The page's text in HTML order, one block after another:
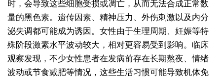
时，会导致这些细胞受损或凋亡，从而无法合成正常数
量的黑色素。遗传因素、精神压力、外伤刺激以及内分
泌失调都可能成为诱因。女性由于生理周期、妊娠等特
殊阶段激素水平波动较大，相对更容易受到影响。临床
观察发现，不少女性患者在发病前存在长期熬夜、情绪
波动或节食减肥等情况，这些生活习惯可能导致机体免